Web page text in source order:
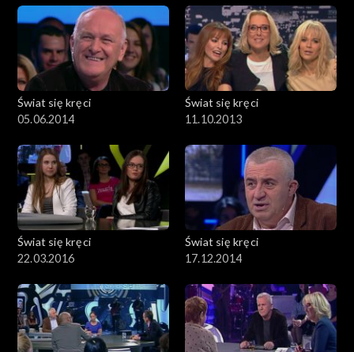
Świat się kręci
05.06.2014
Świat się kręci
11.10.2013
Świat się kręci
22.03.2016
Świat się kręci
17.12.2014